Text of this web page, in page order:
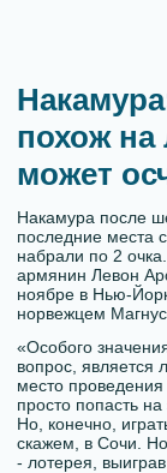
похож на
может
Накамура после
последние места
набрали по 2
армянин Левон
ноябре в Нью-
норвежцем
«Особого
вопрос, является
место
просто попасть на
Но, конечно,
скажем, в Сочи.
- лотерея,